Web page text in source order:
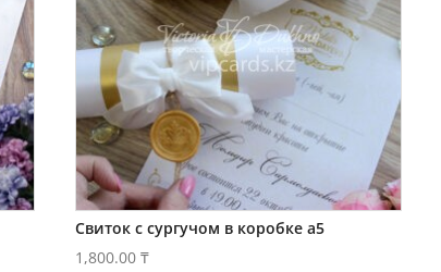
Свиток с сургучом в коробке а5
1,800.00₸